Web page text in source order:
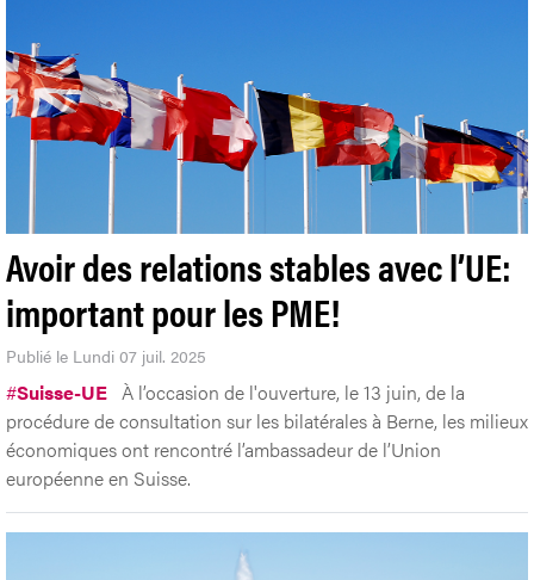
Avoir des relations stables avec l’UE:
important pour les PME!
Publié le Lundi 07 juil. 2025
#Suisse-UE À l’occasion de l'ouverture, le 13 juin, de la
procédure de consultation sur les bilatérales à Berne, les milieux
économiques ont rencontré l’ambassadeur de l’Union
européenne en Suisse.